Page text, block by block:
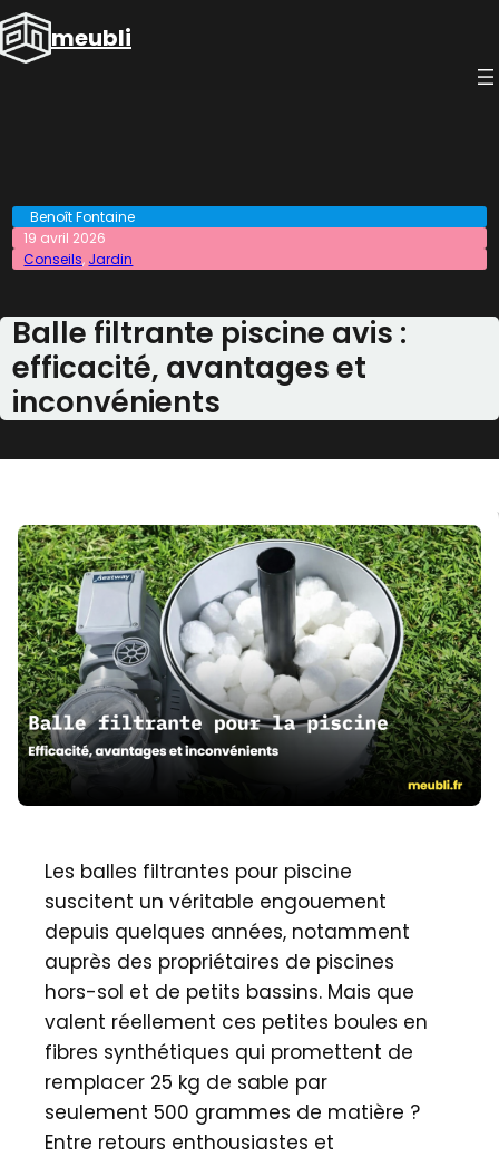
Aller
au
contenu
meubli
Benoît Fontaine
19 avril 2026
Conseils, Jardin
Balle filtrante piscine avis :
efficacité, avantages et
inconvénients
Les balles filtrantes pour piscine
suscitent un véritable engouement
depuis quelques années, notamment
auprès des propriétaires de piscines
hors-sol et de petits bassins. Mais que
valent réellement ces petites boules en
fibres synthétiques qui promettent de
remplacer 25 kg de sable par
seulement 500 grammes de matière ?
Entre retours enthousiastes et